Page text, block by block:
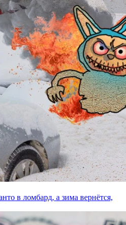
в ломбард, а зима вернётся,